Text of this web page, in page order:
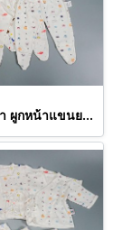
ชุด NB หุ้มเท้า ผูกหน้าแขนยาว S (ขายส่งเริ่มต้น 100 ชุด)